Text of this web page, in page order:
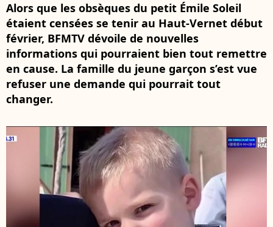
Alors que les obsèques du petit Émile Soleil
étaient censées se tenir au Haut-Vernet début
février, BFMTV dévoile de nouvelles
informations qui pourraient bien tout remettre
en cause. La famille du jeune garçon s’est vue
refuser une demande qui pourrait tout
changer.